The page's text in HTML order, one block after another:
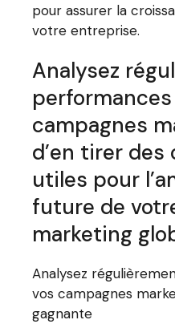
pour assurer la
votre entreprise.
Analysez
campagnes
d’en tirer
utiles pour
future de
marketing
Analysez
vos campagnes
gagnante